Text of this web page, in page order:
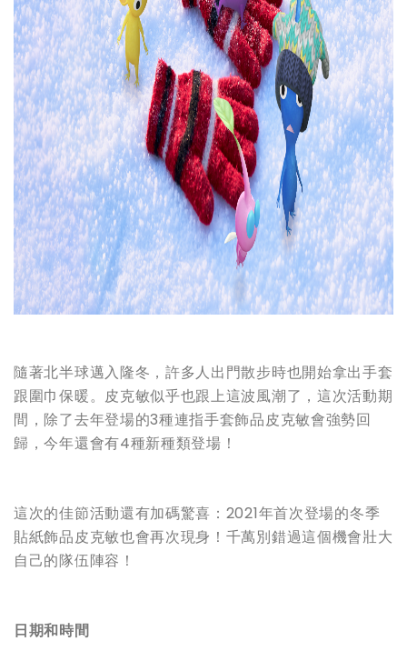
隨著北半球邁入隆冬，許多人出門散步時也開始拿出手套
跟圍巾保暖。皮克敏似乎也跟上這波風潮了，這次活動期
間，除了去年登場的3種連指手套飾品皮克敏會強勢回
歸，今年還會有4種新種類登場！
這次的佳節活動還有加碼驚喜：2021年首次登場的冬季
貼紙飾品皮克敏也會再次現身！千萬別錯過這個機會壯大
自己的隊伍陣容！
日期和時間